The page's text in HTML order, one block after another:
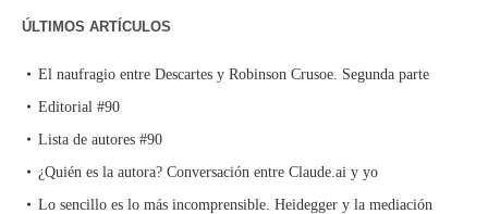
ÚLTIMOS ARTÍCULOS
El naufragio entre Descartes y Robinson Crusoe. Segunda parte
Editorial #90
Lista de autores #90
¿Quién es la autora? Conversación entre Claude.ai y yo
Lo sencillo es lo más incomprensible. Heidegger y la mediación